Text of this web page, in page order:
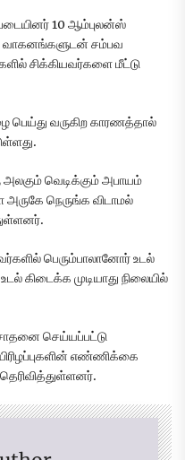
படையினர் 10 ஆம்புலன்ஸ்
சம்பவ
சிக்கியவர்களை மீட்டு
பெய்து வருகிற காரணத்தால்
வெடிக்கும் அபாயம்
நெருங்க விடாமல்
பெரும்பாலானோர் உடல்
கிடைக்க முடியாது நிலையில்
செய்யப்பட்டு
எண்ணிக்கை